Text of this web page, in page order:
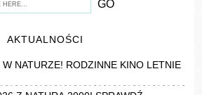
AKTUALNOŚCI
NATURZE! RODZINNE KINO LETNIE